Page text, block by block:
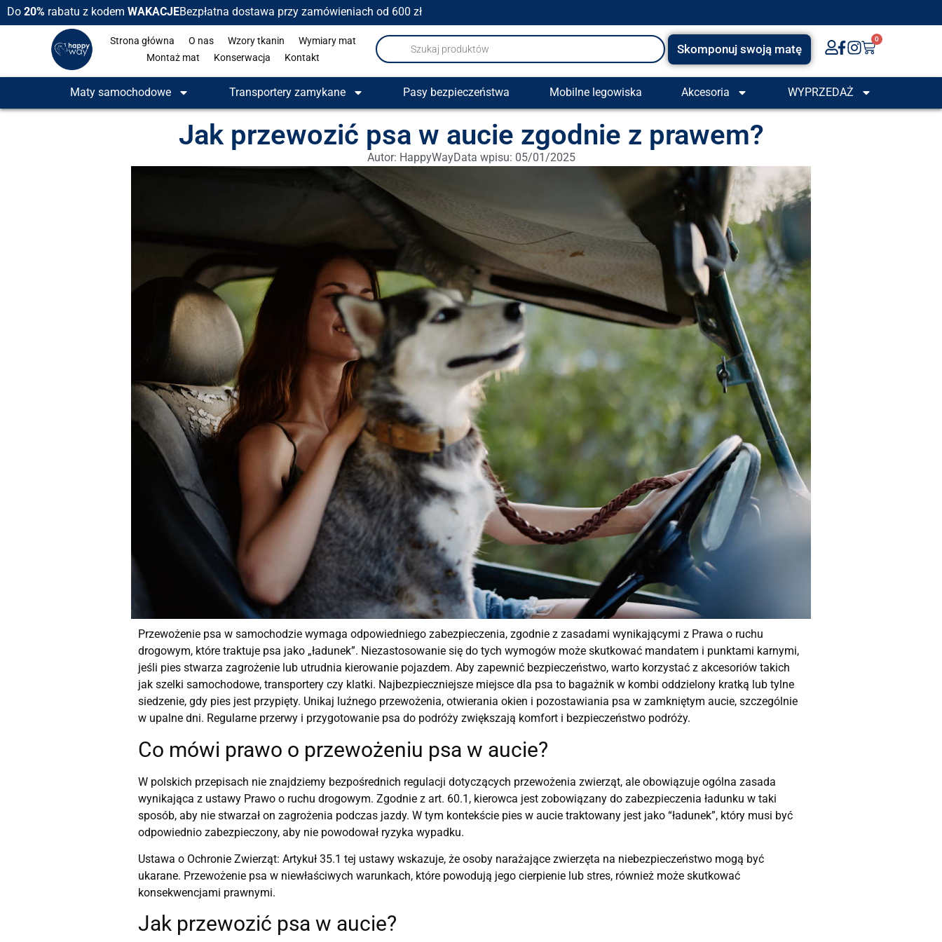
Do 20% rabatu z kodem WAKACJEBezpłatna dostawa przy zamówieniach od 600 zł
Strona główna O nas Wzory tkanin
Wymiary mat
Montaż mat
Konserwacja Kontakt
Skomponuj swoją matę
0
Maty samochodowe Transportery zamykane Pasy bezpieczeństwa Mobilne legowiska Akcesoria WYPRZEDAŻ
Jak przewozić psa w aucie zgodnie z prawem?
Autor: HappyWayData wpisu: 05/01/2025
Przewożenie psa w samochodzie wymaga odpowiedniego zabezpieczenia, zgodnie z zasadami wynikającymi z Prawa o ruchu
drogowym, które traktuje psa jako „ładunek”. Niezastosowanie się do tych wymogów może skutkować mandatem i punktami karnymi,
jeśli pies stwarza zagrożenie lub utrudnia kierowanie pojazdem. Aby zapewnić bezpieczeństwo, warto korzystać z akcesoriów takich
jak szelki samochodowe, transportery czy klatki. Najbezpieczniejsze miejsce dla psa to bagażnik w kombi oddzielony kratką lub tylne
siedzenie, gdy pies jest przypięty. Unikaj luźnego przewożenia, otwierania okien i pozostawiania psa w zamkniętym aucie, szczególnie
w upalne dni. Regularne przerwy i przygotowanie psa do podróży zwiększają komfort i bezpieczeństwo podróży.
Co mówi prawo o przewożeniu psa w aucie?
W polskich przepisach nie znajdziemy bezpośrednich regulacji dotyczących przewożenia zwierząt, ale obowiązuje ogólna zasada
wynikająca z ustawy Prawo o ruchu drogowym. Zgodnie z art. 60.1, kierowca jest zobowiązany do zabezpieczenia ładunku w taki
sposób, aby nie stwarzał on zagrożenia podczas jazdy. W tym kontekście pies w aucie traktowany jest jako “ładunek”, który musi być
odpowiednio zabezpieczony, aby nie powodował ryzyka wypadku.
Ustawa o Ochronie Zwierząt: Artykuł 35.1 tej ustawy wskazuje, że osoby narażające zwierzęta na niebezpieczeństwo mogą być
ukarane. Przewożenie psa w niewłaściwych warunkach, które powodują jego cierpienie lub stres, również może skutkować
konsekwencjami prawnymi.
Jak przewozić psa w aucie?